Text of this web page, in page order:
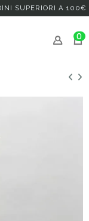
SUPERIORI A 100€
0